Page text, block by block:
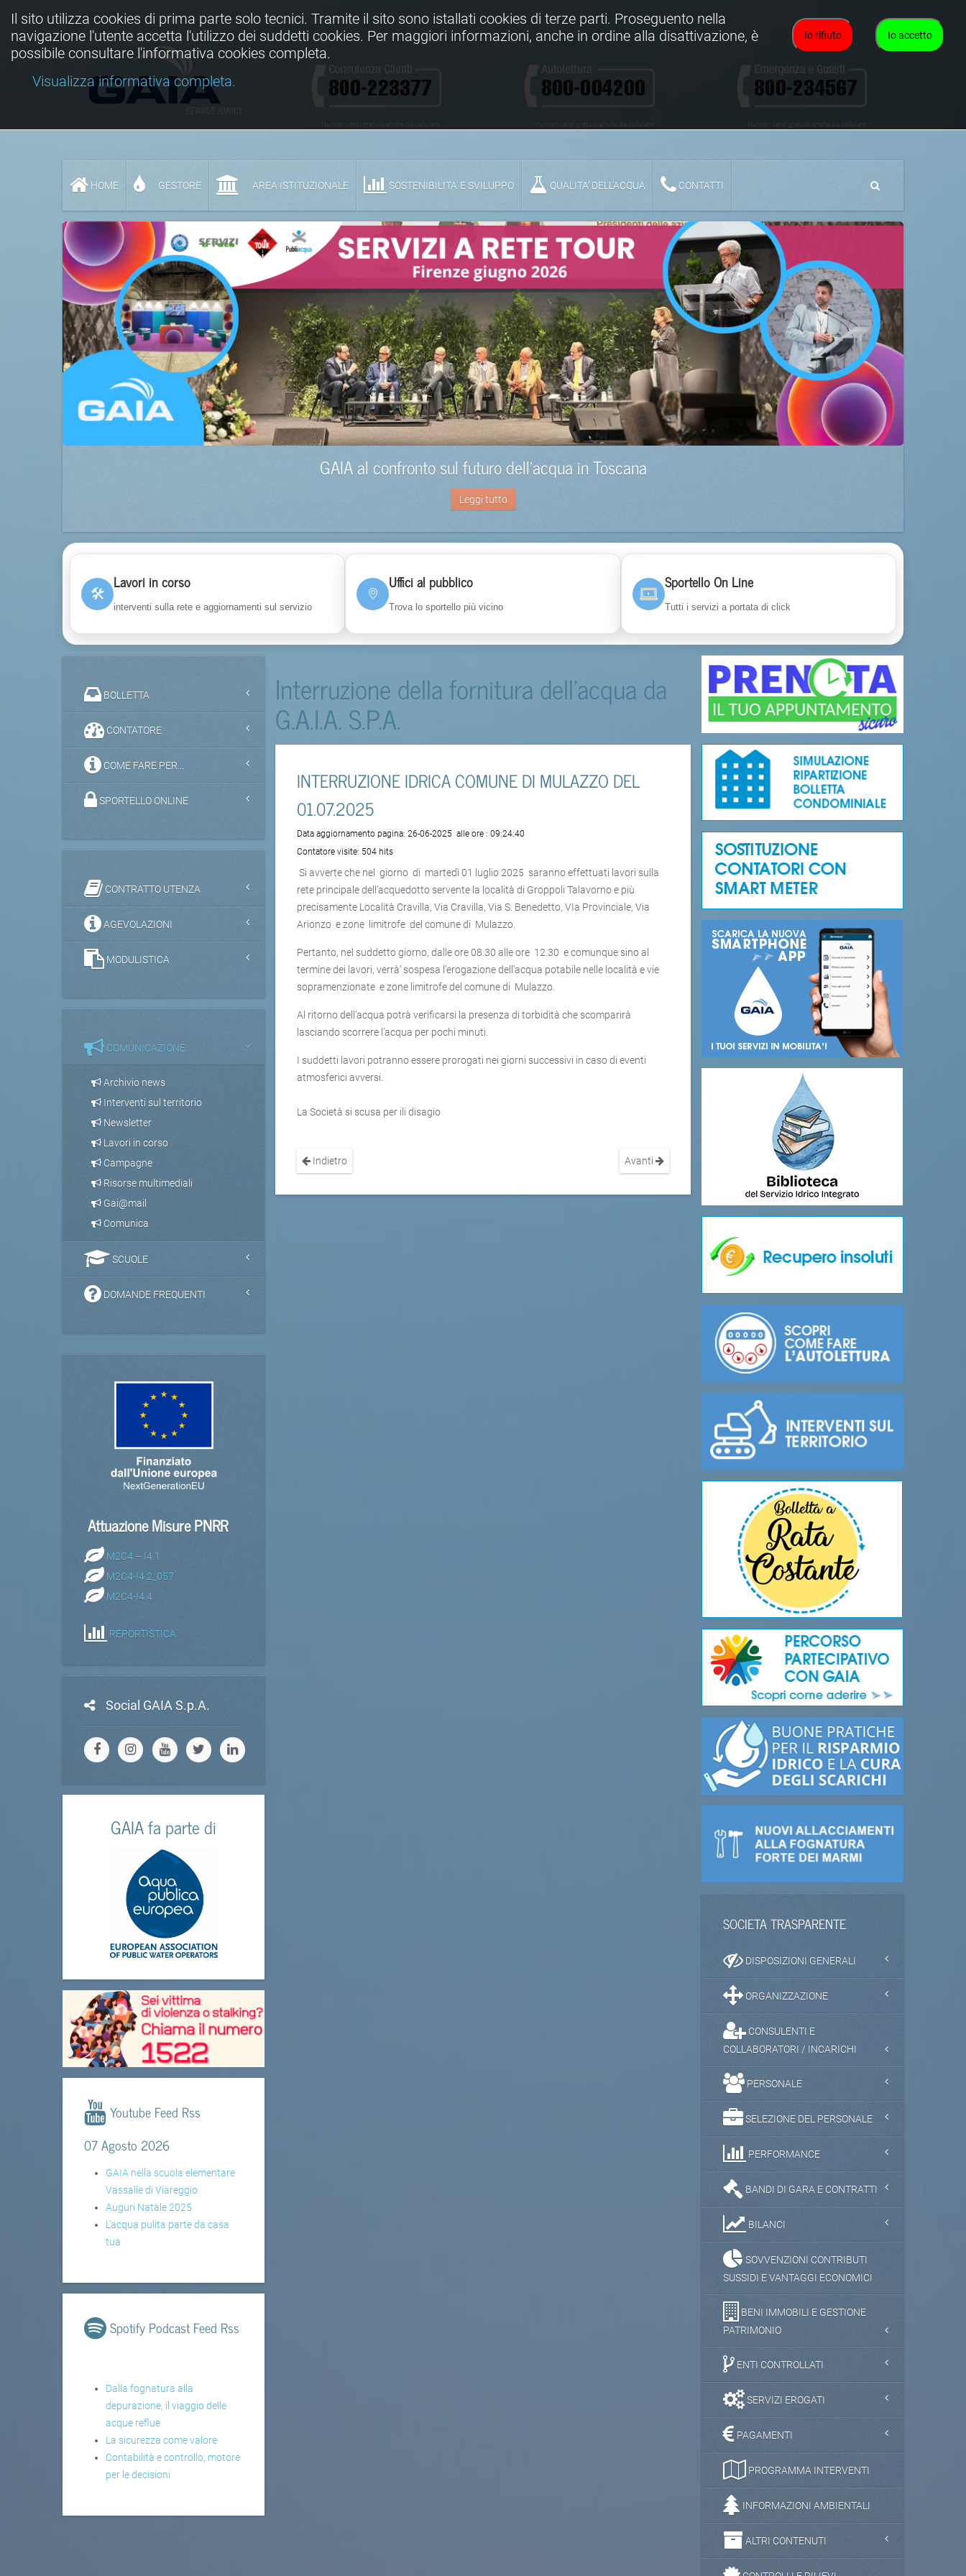
Numeri verdi gratuiti anche da cellulare
HOME GESTORE AREA ISTITUZIONALE SOSTENIBILITA' E SVILUPPO QUALITA’ DELL’ACQUA CONTATTI
GAIA al confronto sul futuro dell’acqua in Toscana
Leggi tutto
🛠
Lavori in corso
interventi sulla rete e aggiornamenti sul servizio
Uffici al pubblico
Trova lo sportello più vicino
Sportello On Line
Tutti i servizi a portata di click
Interruzione della fornitura dell'acqua da
G.A.I.A. S.P.A.
INTERRUZIONE IDRICA COMUNE DI MULAZZO DEL
01.07.2025
Data aggiornamento pagina:26-06-2025 alle ore :09:24:40
Contatore visite: 504 hits
Si avverte che nel giorno di martedì 01 luglio 2025 saranno effettuati lavori sulla
rete principale dell’acquedotto servente la località di Groppoli Talavorno e più
precisamente Località Cravilla, Via Cravilla, Via S. Benedetto, VIa Provinciale, Via
Arionzo e zone limitrofe del comune di Mulazzo.
Pertanto, nel suddetto giorno, dalle ore 08.30 alle ore 12.30 e comunque sino al
termine dei lavori, verrà’ sospesa l’erogazione dell’acqua potabile nelle località e vie
sopramenzionate e zone limitrofe del comune di Mulazzo.
Al ritorno dell’acqua potrà verificarsi la presenza di torbidità che scomparirà
lasciando scorrere l’acqua per pochi minuti.
I suddetti lavori potranno essere prorogati nei giorni successivi in caso di eventi
atmosferici avversi.
La Società si scusa per ili disagio
Indietro Avanti
BOLLETTA
CONTATORE
COME FARE PER...
SPORTELLO ONLINE
CONTRATTO UTENZA
AGEVOLAZIONI
MODULISTICA
COMUNICAZIONE
Archivio news
Interventi sul territorio
Newsletter
Lavori in corso
Campagne
Risorse multimediali
Gai@mail
Comunica
SCUOLE
DOMANDE FREQUENTI
Attuazione Misure PNRR
M2C4 – I4.1
M2C4-I4.2_057
M2C4-I4.4
REPORTISTICA
Social GAIA S.p.A.
GAIA fa parte di
Youtube Feed Rss
07 Agosto 2026
GAIA nella scuola elementare
Vassalle di Viareggio
Auguri Natale 2025
L'acqua pulita parte da casa
tua
Spotify Podcast Feed Rss
Dalla fognatura alla
depurazione, il viaggio delle
acque reflue
La sicurezza come valore
Contabilità e controllo, motore
per le decisioni
SOCIETA TRASPARENTE
DISPOSIZIONI GENERALI
ORGANIZZAZIONE
CONSULENTI E
COLLABORATORI / INCARICHI
PERSONALE
SELEZIONE DEL PERSONALE
PERFORMANCE
BANDI DI GARA E CONTRATTI
BILANCI
SOVVENZIONI CONTRIBUTI
SUSSIDI E VANTAGGI ECONOMICI
BENI IMMOBILI E GESTIONE
PATRIMONIO
ENTI CONTROLLATI
SERVIZI EROGATI
PAGAMENTI
PROGRAMMA INTERVENTI
INFORMAZIONI AMBIENTALI
ALTRI CONTENUTI
Io accetto
Io rifiuto
Il sito utilizza cookies di prima parte solo tecnici. Tramite il sito sono istallati cookies di terze parti. Proseguento nella
navigazione l'utente accetta l'utilizzo dei suddetti cookies. Per maggiori informazioni, anche in ordine alla disattivazione, è
possibile consultare l'informativa cookies completa.
Visualizza informativa completa.